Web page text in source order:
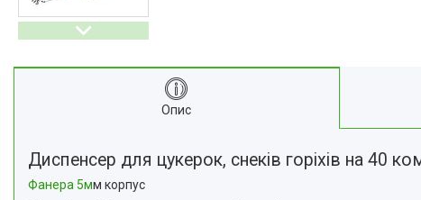
Опис
Диспенсер для цукерок, снеків горіхів на 40
Фанера 5мм корпус